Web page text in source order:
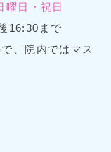
曜日・祝日
16:30まで
、院内ではマス